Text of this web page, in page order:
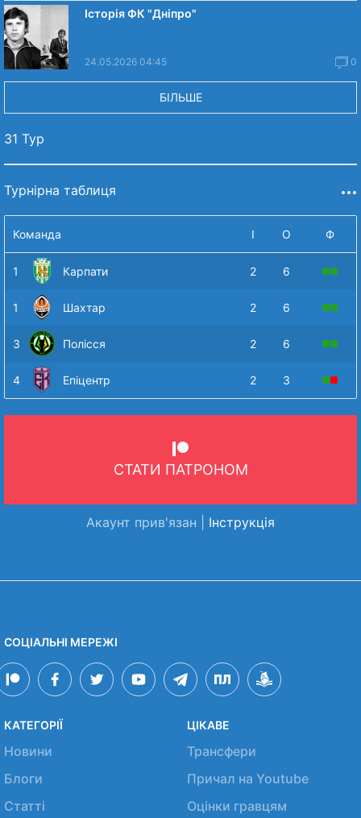
Історія ФК "Дніпро"
24.05.2026 04:45 0
БІЛЬШЕ
31 Тур
Турнірна таблиця
Команда І О Ф
1 Карпати 2 6
1 Шахтар 2 6
3 Полісся 2 6
4 Епіцентр 2 3
СТАТИ ПАТРОНОМ
Акаунт прив'язан | Інструкція
СОЦІАЛЬНІ МЕРЕЖІ
КАТЕГОРІЇ
Новини
Блоги
Статті
ЦІКАВЕ
Трансфери
Причал на Youtube
Оцінки гравцям